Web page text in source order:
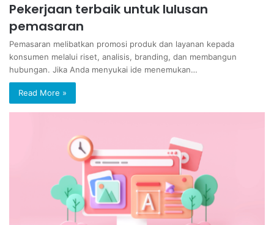
Pekerjaan terbaik untuk lulusan
pemasaran
Pemasaran melibatkan promosi produk dan layanan kepada
konsumen melalui riset, analisis, branding, dan membangun
hubungan. Jika Anda menyukai ide menemukan…
Read More »